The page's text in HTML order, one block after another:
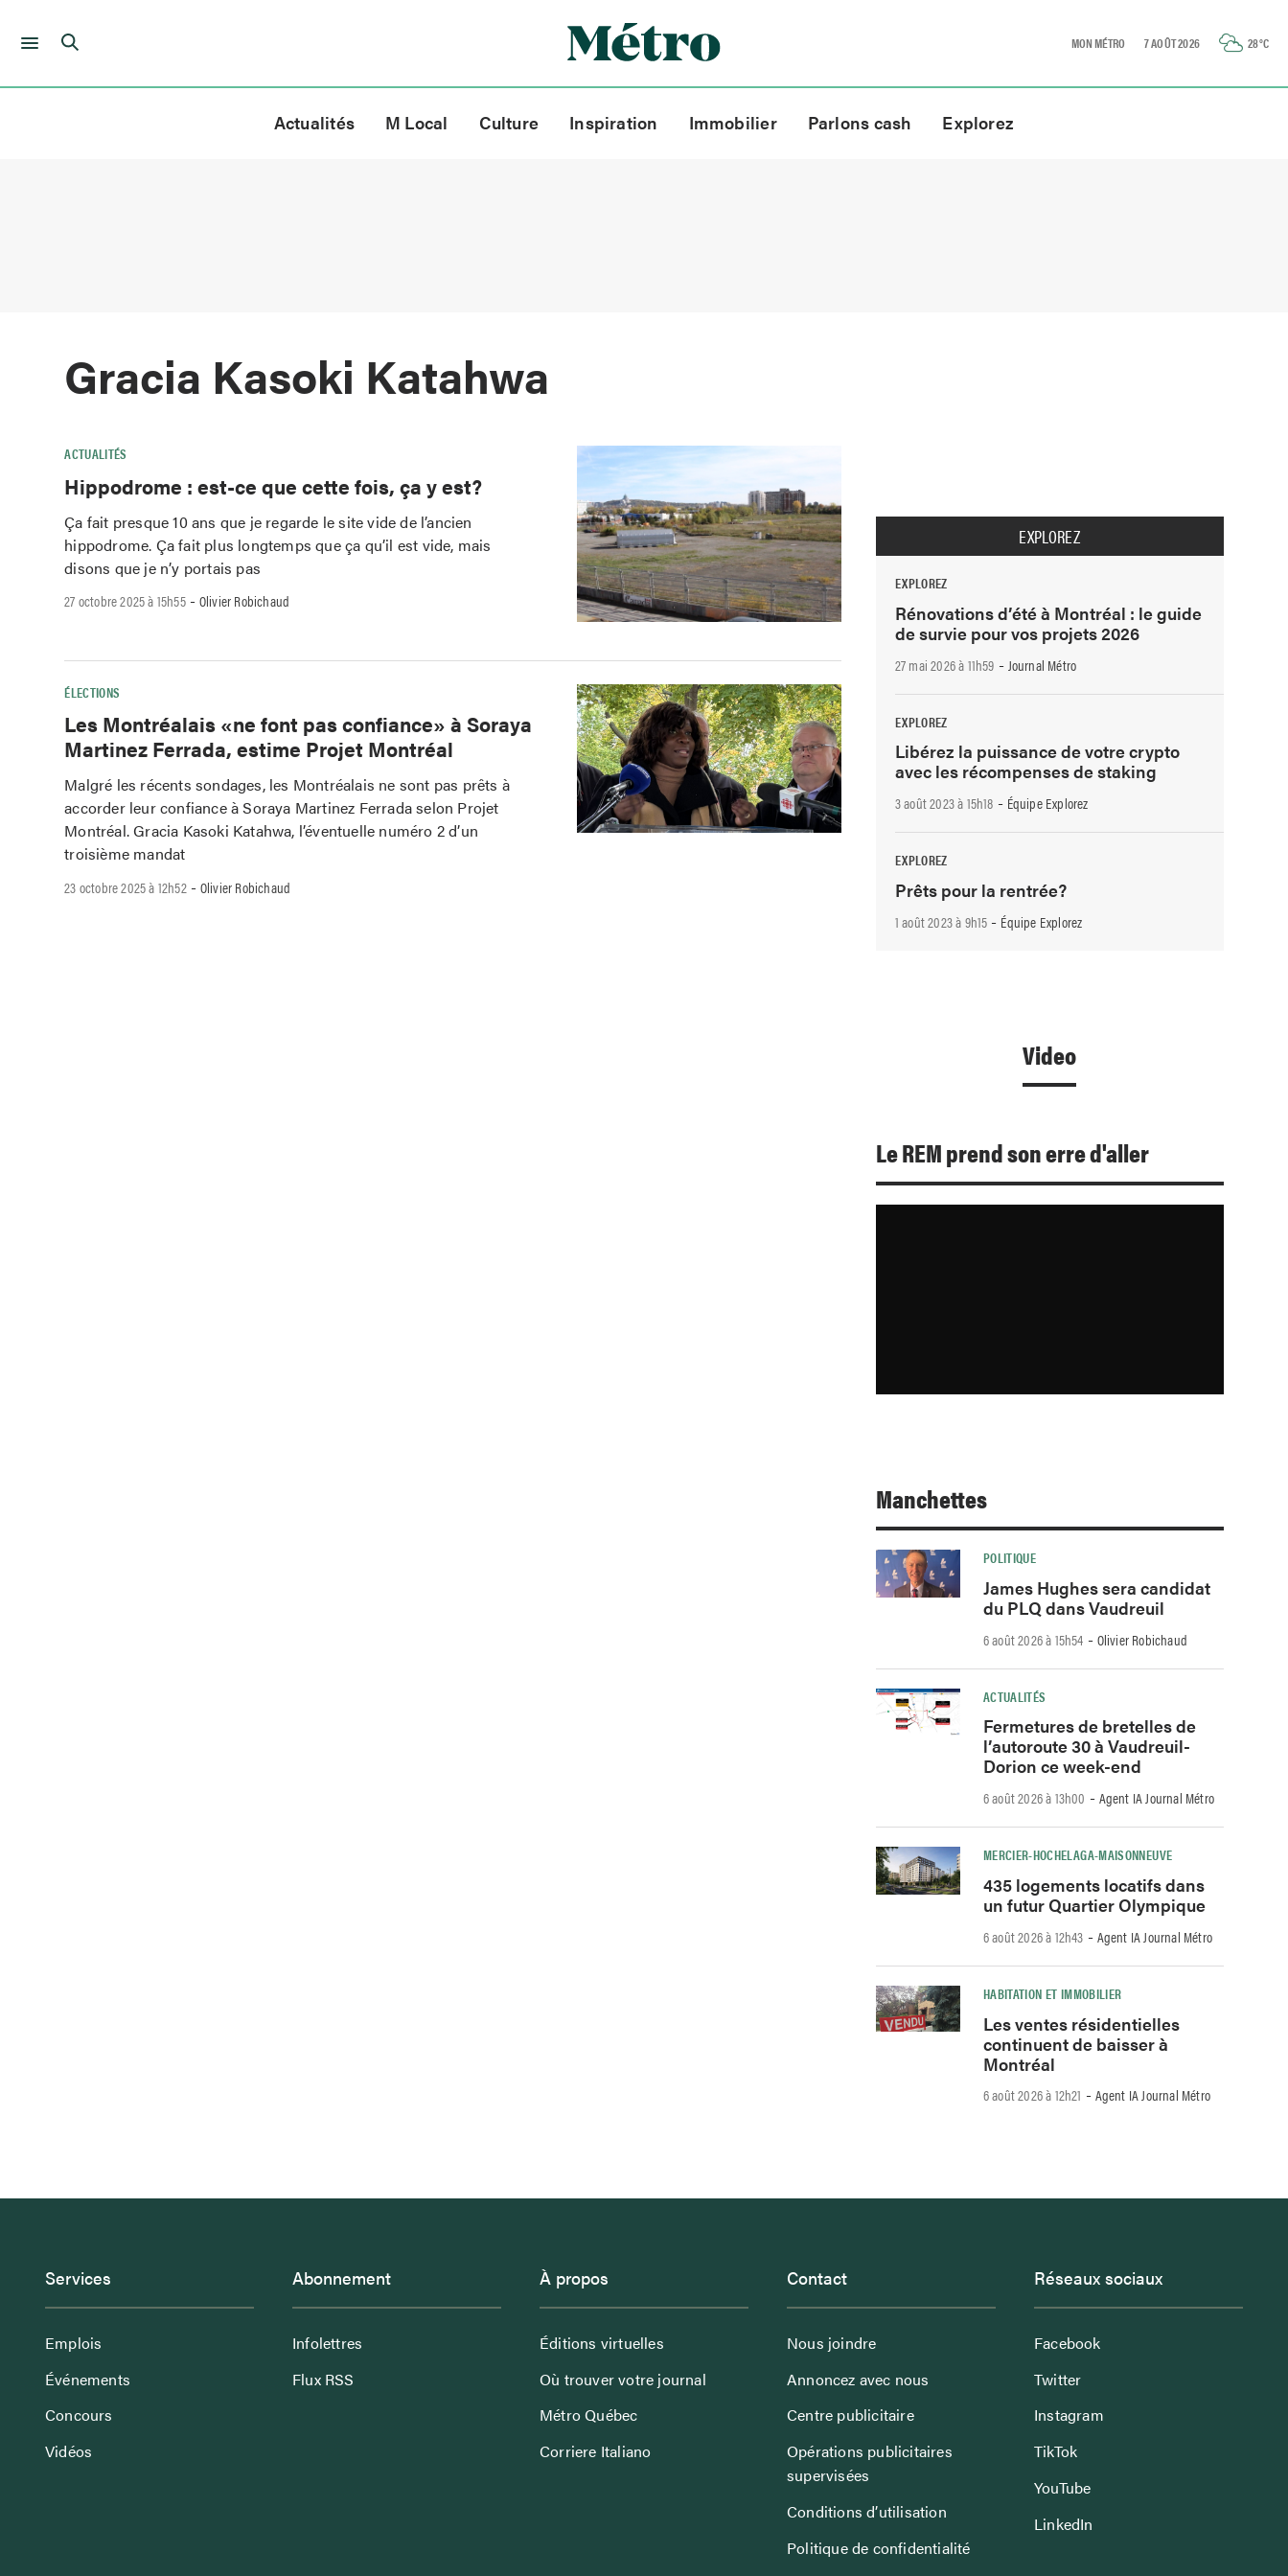
Skip
MON MÉTRO 7 AOÛT 2026 28°C
Actualités M Local Culture Inspiration Immobilier Parlons cash Explorez
Gracia Kasoki Katahwa
ACTUALITÉS
Hippodrome : est-ce que cette fois, ça y est?
Ça fait presque 10 ans que je regarde le site vide de l’ancien
hippodrome. Ça fait plus longtemps que ça qu’il est vide, mais
disons que je n’y portais pas
27 octobre 2025 à 15h55-Olivier Robichaud
ÉLECTIONS
Les Montréalais «ne font pas confiance» à Soraya
Martinez Ferrada, estime Projet Montréal
Malgré les récents sondages, les Montréalais ne sont pas prêts à
accorder leur confiance à Soraya Martinez Ferrada selon Projet
Montréal. Gracia Kasoki Katahwa, l’éventuelle numéro 2 d’un
troisième mandat
23 octobre 2025 à 12h52-Olivier Robichaud
EXPLOREZ
EXPLOREZ
Rénovations d’été à Montréal : le guide
de survie pour vos projets 2026
27 mai 2026 à 11h59 - Journal Métro
EXPLOREZ
Libérez la puissance de votre crypto
avec les récompenses de staking
3 août 2023 à 15h18 - Équipe Explorez
EXPLOREZ
Prêts pour la rentrée?
1 août 2023 à 9h15 - Équipe Explorez
Video
Le REM prend son erre d'aller
Manchettes
POLITIQUE
James Hughes sera candidat
du PLQ dans Vaudreuil
6 août 2026 à 15h54 -Olivier Robichaud
ACTUALITÉS
Fermetures de bretelles de
l’autoroute 30 à Vaudreuil-
Dorion ce week-end
6 août 2026 à 13h00 -Agent IA Journal Métro
MERCIER-HOCHELAGA-MAISONNEUVE
435 logements locatifs dans
un futur Quartier Olympique
6 août 2026 à 12h43 -Agent IA Journal Métro
HABITATION ET IMMOBILIER
Les ventes résidentielles
continuent de baisser à
Montréal
6 août 2026 à 12h21 -Agent IA Journal Métro
Services
Emplois
Événements
Concours
Vidéos
Abonnement
Infolettres
Flux RSS
À propos
Éditions virtuelles
Où trouver votre journal
Métro Québec
Corriere Italiano
Contact
Nous joindre
Annoncez avec nous
Centre publicitaire
Opérations publicitaires
supervisées
Conditions d’utilisation
Politique de confidentialité
Réseaux sociaux
Facebook
Twitter
Instagram
TikTok
YouTube
LinkedIn